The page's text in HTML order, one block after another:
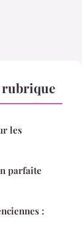
rubrique
les
parfaite
: